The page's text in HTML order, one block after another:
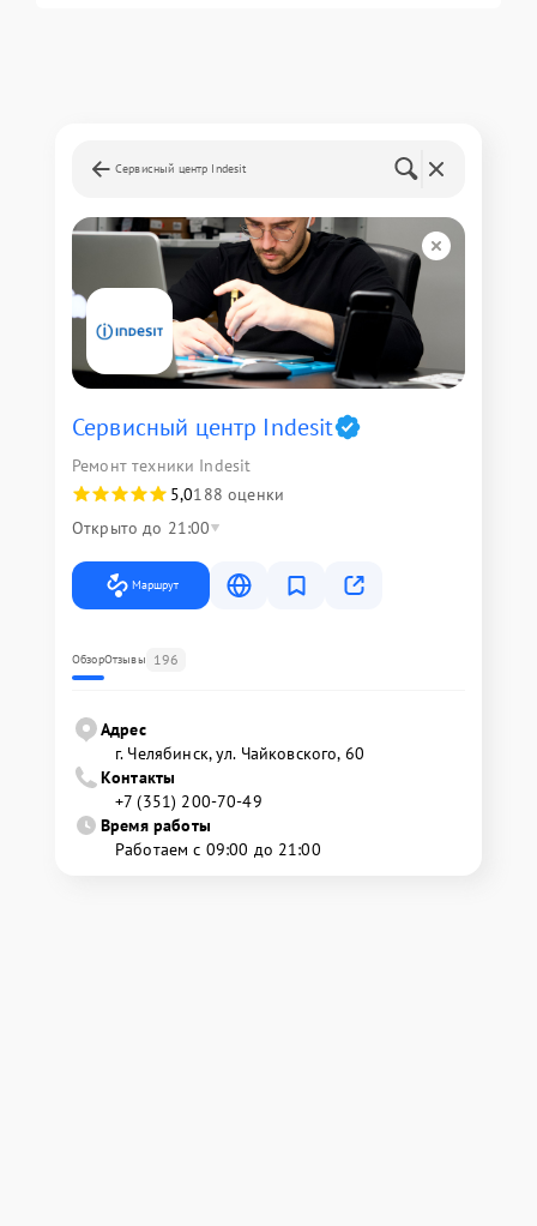
Сервисный центр Indesit
Сервисный центр Indesit
Ремонт техники Indesit
5,0188 оценки
Открыто до 21:00
Маршрут
ОбзорОтзывы 196
Адрес
г. Челябинск, ул. Чайковского, 60
Контакты
+7 (351) 200-70-49
Время работы
Работаем с 09:00 до 21:00